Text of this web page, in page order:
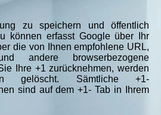
zu speichern und öffentlich
können erfasst Google über Ihr
die von Ihnen empfohlene URL,
andere browserbezogene
Ihre +1 zurücknehmen, werden
gelöscht. Sämtliche +1-
sind auf dem +1- Tab in Ihrem